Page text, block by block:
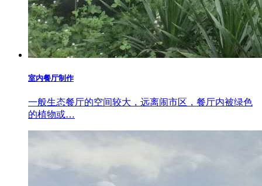
室内餐厅制作
一般生态餐厅的空间较大，远离闹市区，餐厅内被绿色
的植物或…